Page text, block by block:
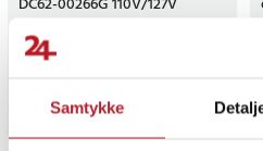
Samtykke
50/60Hz
Nuværende pris
pris:119 kr.
49 kr.
Køb